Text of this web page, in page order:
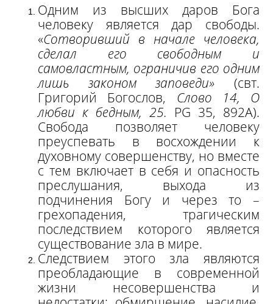
Одним из высших даров Бога
человеку является дар свободы.
«Сотворивший в начале человека,
сделал его свободным и
самовластным, ограничив его одним
лишь законом заповеди» (свт.
Григорий Богослов, Слово
14, О
любви к бедным, 25. PG 35, 892Α).
Свобода позволяет человеку
преуспевать в восхождении к
духовному совершенству, но вместе
с тем включает в себя и опасность
преслушания, выхода из
подчинения Богу и через то –
грехопадения, трагическим
последствием которого является
существование зла в мире.
Следствием этого зла являются
преобладающие в современной
жизни несовершенства и